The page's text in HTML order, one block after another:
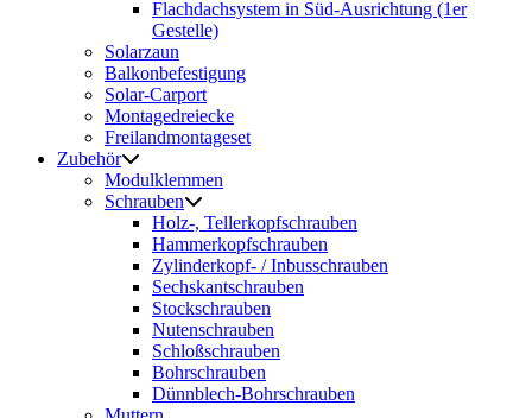
Flachdachsystem in Süd-Ausrichtung (1er
Gestelle)
Solarzaun
Balkonbefestigung
Solar-Carport
Montagedreiecke
Freilandmontageset
Zubehör
Modulklemmen
Schrauben
Holz-, Tellerkopfschrauben
Hammerkopfschrauben
Zylinderkopf- / Inbusschrauben
Sechskantschrauben
Stockschrauben
Nutenschrauben
Schloßschrauben
Bohrschrauben
Dünnblech-Bohrschrauben